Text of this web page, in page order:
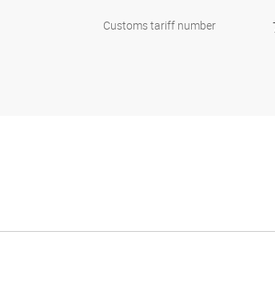
Customs tariff number